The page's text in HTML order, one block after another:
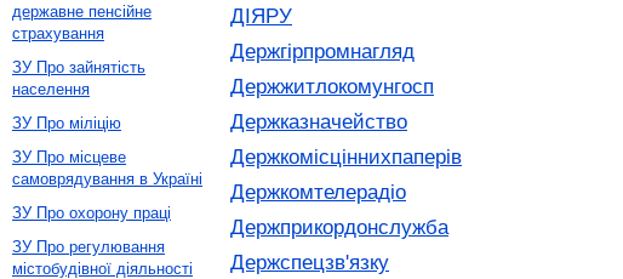
ДІЯРУ
Держгірпромнагляд
Держжитлокомунгосп
Держказначейство
Держкомісціннихпаперів
Держкомтелерадіо
Держприкордонслужба
Держспецзв'язку
державне пенсійне
страхування
ЗУ Про зайнятість
населення
ЗУ Про міліцію
ЗУ Про місцеве
самоврядування в Україні
ЗУ Про охорону праці
ЗУ Про регулювання
містобудівної діяльності